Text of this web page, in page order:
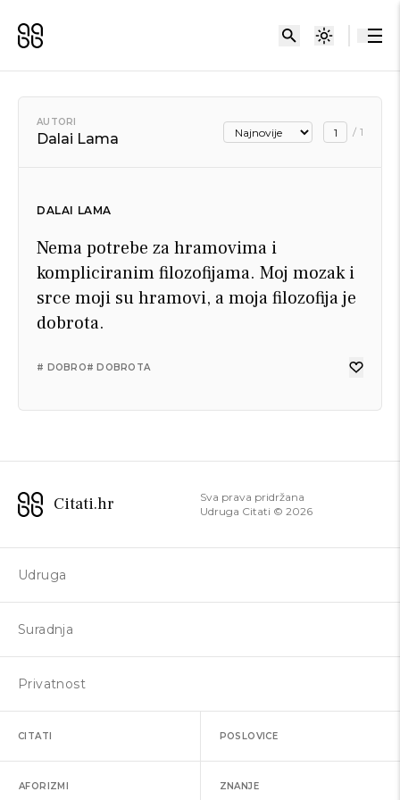
AUTORI
Dalai Lama / 1
DALAI LAMA
Nema potrebe za hramovima i
kompliciranim filozofijama. Moj mozak i
srce moji su hramovi, a moja filozofija je
dobrota.
# DOBRO# DOBROTA
Citati.hr
Sva prava pridržana
Udruga Citati © 2026
Udruga
Suradnja
Privatnost
CITATI POSLOVICE
AFORIZMI ZNANJE